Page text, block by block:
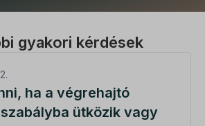
gyakori kérdések
ha a végrehajtó
ütközik vagy